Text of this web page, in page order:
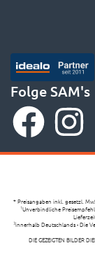
Folge SAM's
* Preisangaben inkl. gesetzl.
1Unverbindliche
3innerhalb Deutschlands - Die
DIE GEZEIGTEN BILDER